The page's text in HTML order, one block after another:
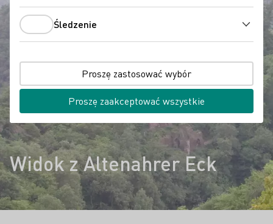
Widok z Altenahrer Eck
Śledzenie
Proszę zastosować wybór
Proszę zaakceptować wszystkie